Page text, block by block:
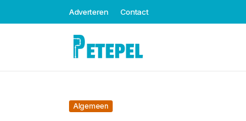
Adverteren Contact
Algemeen